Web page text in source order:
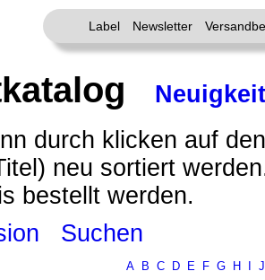
Label Newsletter
durch klicken auf
neu sortiert
bestellt werden.
Suchen
A B C D E F G H J